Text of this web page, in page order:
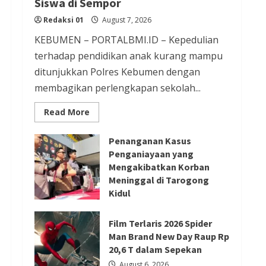
Redaksi 01 August 6, 2026
Berita Ekonomi dan Bisnis
Berita Nasional
Berita Terbaru
Gubernur Banten Andra Soni Tata
Kawasan Zona Industri Serang
Barat
Redaksi 01 August 6, 2026
Berita Agama
Berita Nasional
Berita TNI/POLRI
Berita Trending
Kapolres Tangsel Hadiri
Perayaan HUT Vihara Boen Hay
Bio, Perkuat Sinergitas TNI-
POLRI dengan Tokoh Agama
Redaksi 01 August 7, 2026
KEBUMEN – PORTALBMI.ID – Kepedulian
terhadap pendidikan anak kurang mampu
ditunjukkan Polres Kebumen dengan
membagikan perlengkapan sekolah...
Read More
more
Kapolres
Kebumen
Bagikan
Perlengkapan
Sekolah
untuk
15
Siswa
di
Sempor
Penanganan Kasus
Penganiayaan yang
Mengakibatkan Korban
Meninggal di Tarogong
Kidul
Film Terlaris 2026 Spider
Man Brand New Day Raup Rp
20,6 T dalam Sepekan